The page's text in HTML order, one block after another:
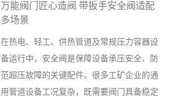
万能阀门匠心造阀 带扳手安全阀适配
多场景
在热电、轻工、供热管道及常规压力容器设
备运行中，安全阀是保障设备承压安全、防
范超压故障的关键配件。很多工矿企业的通
用管道设备工况复杂，既需要阀门具备稳定